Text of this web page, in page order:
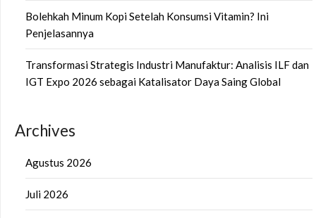
Bolehkah Minum Kopi Setelah Konsumsi Vitamin? Ini
Penjelasannya
Transformasi Strategis Industri Manufaktur: Analisis ILF dan
IGT Expo 2026 sebagai Katalisator Daya Saing Global
Archives
Agustus 2026
Juli 2026